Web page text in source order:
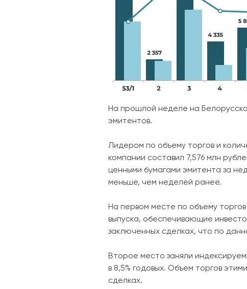
На прошлой неделе на
эмитентов.
Лидером по объему торгов и
компании составил 7,576 млн
ценными бумагами эмитента за
меньше, чем неделей ранее.
На первом месте по объему
выпуска, обеспечивающие
заключенных сделках, что по
Второе место заняли
в 8,5% годовых. Объем торгов
сделках.